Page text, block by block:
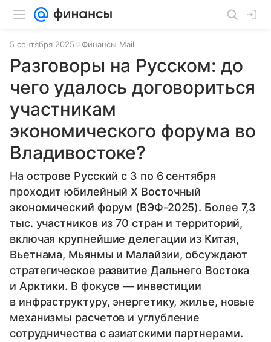
5 сентября 2025 Финансы Mail
Разговоры на Русском: до
чего удалось договориться
участникам
экономического форума во
Владивостоке?
На острове Русский с 3 по 6 сентября
проходит юбилейный Х Восточный
экономический форум (ВЭФ-2025). Более 7,3
тыс. участников из 70 стран и территорий,
включая крупнейшие делегации из Китая,
Вьетнама, Мьянмы и Малайзии, обсуждают
стратегическое развитие Дальнего Востока
и Арктики. В фокусе — инвестиции
в инфраструктуру, энергетику, жилье, новые
механизмы расчетов и углубление
сотрудничества с азиатскими партнерами.